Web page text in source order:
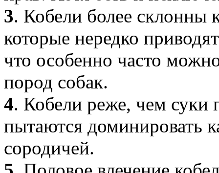
3. Кобели более склонны
которые нередко
что особенно часто
пород собак.
4. Кобели реже, чем суки
пытаются доминировать
сородичей.